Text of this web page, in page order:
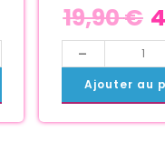
19,90€
-
Ajouter au